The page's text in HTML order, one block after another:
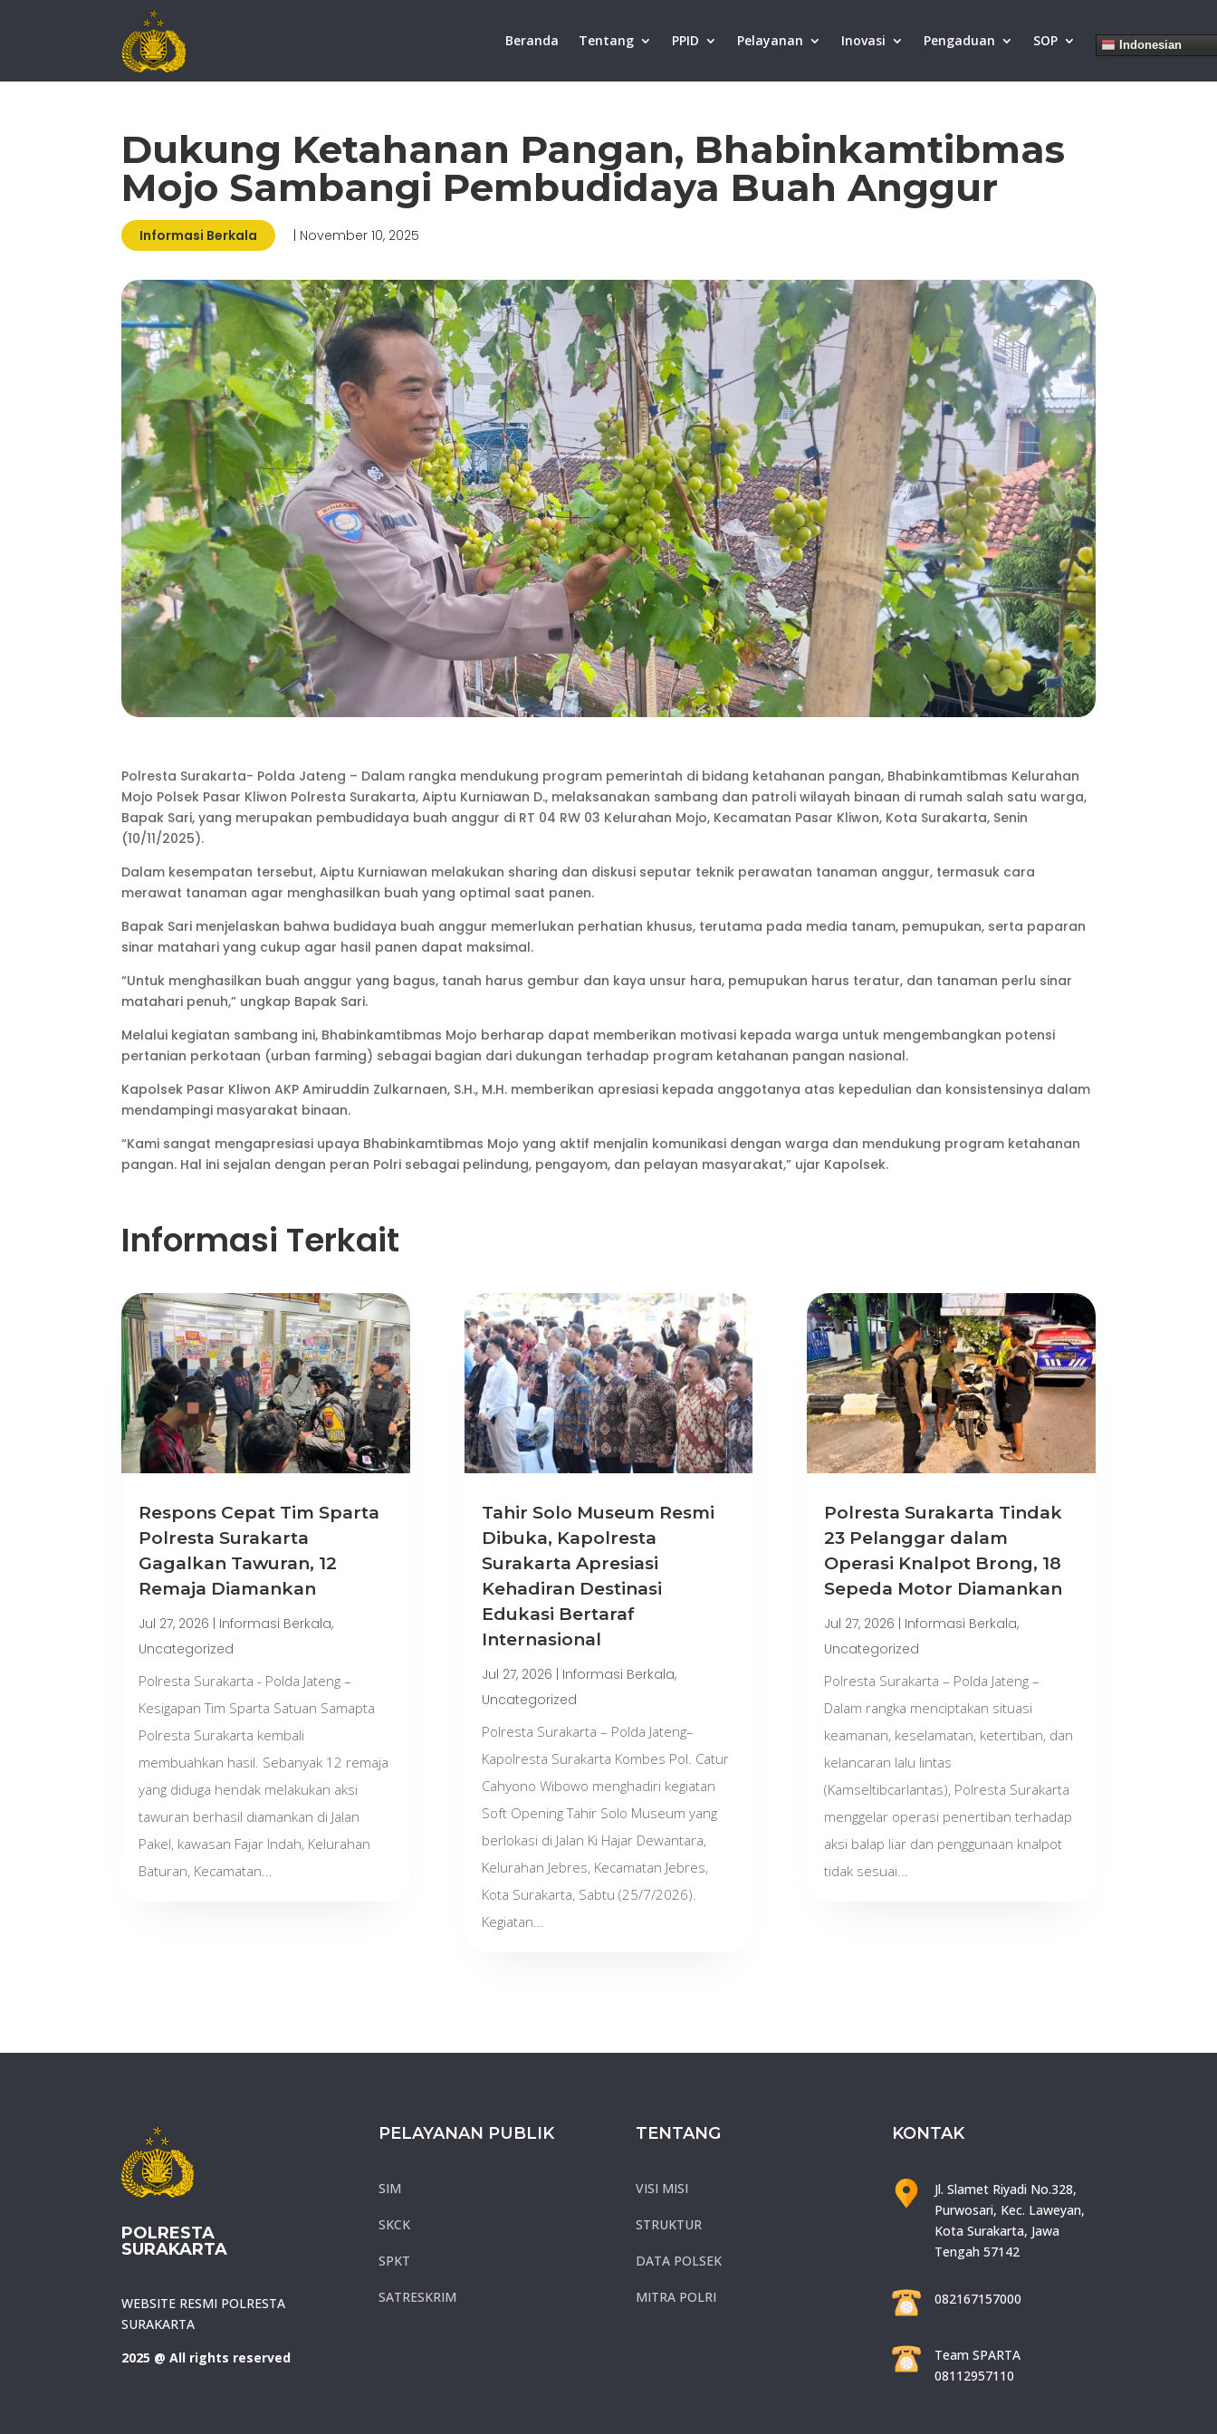
Beranda Tentang PPID Pelayanan Inovasi Pengaduan SOP Indonesian
Dukung Ketahanan Pangan, Bhabinkamtibmas
Mojo Sambangi Pembudidaya Buah Anggur
Informasi Berkala | November 10, 2025
Polresta Surakarta- Polda Jateng – Dalam rangka mendukung program pemerintah di bidang ketahanan pangan, Bhabinkamtibmas Kelurahan
Mojo Polsek Pasar Kliwon Polresta Surakarta, Aiptu Kurniawan D., melaksanakan sambang dan patroli wilayah binaan di rumah salah satu warga,
Bapak Sari, yang merupakan pembudidaya buah anggur di RT 04 RW 03 Kelurahan Mojo, Kecamatan Pasar Kliwon, Kota Surakarta, Senin
(10/11/2025).
Dalam kesempatan tersebut, Aiptu Kurniawan melakukan sharing dan diskusi seputar teknik perawatan tanaman anggur, termasuk cara
merawat tanaman agar menghasilkan buah yang optimal saat panen.
Bapak Sari menjelaskan bahwa budidaya buah anggur memerlukan perhatian khusus, terutama pada media tanam, pemupukan, serta paparan
sinar matahari yang cukup agar hasil panen dapat maksimal.
“Untuk menghasilkan buah anggur yang bagus, tanah harus gembur dan kaya unsur hara, pemupukan harus teratur, dan tanaman perlu sinar
matahari penuh,” ungkap Bapak Sari.
Melalui kegiatan sambang ini, Bhabinkamtibmas Mojo berharap dapat memberikan motivasi kepada warga untuk mengembangkan potensi
pertanian perkotaan (urban farming) sebagai bagian dari dukungan terhadap program ketahanan pangan nasional.
Kapolsek Pasar Kliwon AKP Amiruddin Zulkarnaen, S.H., M.H. memberikan apresiasi kepada anggotanya atas kepedulian dan konsistensinya dalam
mendampingi masyarakat binaan.
“Kami sangat mengapresiasi upaya Bhabinkamtibmas Mojo yang aktif menjalin komunikasi dengan warga dan mendukung program ketahanan
pangan. Hal ini sejalan dengan peran Polri sebagai pelindung, pengayom, dan pelayan masyarakat,” ujar Kapolsek.
Informasi Terkait
Respons Cepat Tim Sparta
Polresta Surakarta
Gagalkan Tawuran, 12
Remaja Diamankan
Jul 27, 2026 Informasi Berkala,
Uncategorized
Polresta Surakarta - Polda Jateng –
Kesigapan Tim Sparta Satuan Samapta
Polresta Surakarta kembali
membuahkan hasil. Sebanyak 12 remaja
yang diduga hendak melakukan aksi
tawuran berhasil diamankan di Jalan
Pakel, kawasan Fajar Indah, Kelurahan
Baturan, Kecamatan...
Tahir Solo Museum Resmi
Dibuka, Kapolresta
Surakarta Apresiasi
Kehadiran Destinasi
Edukasi Bertaraf
Internasional
Jul 27, 2026 Informasi Berkala,
Uncategorized
Polresta Surakarta – Polda Jateng–
Kapolresta Surakarta Kombes Pol. Catur
Cahyono Wibowo menghadiri kegiatan
Soft Opening Tahir Solo Museum yang
berlokasi di Jalan Ki Hajar Dewantara,
Kelurahan Jebres, Kecamatan Jebres,
Kota Surakarta, Sabtu (25/7/2026).
Kegiatan...
Polresta Surakarta Tindak
23 Pelanggar dalam
Operasi Knalpot Brong, 18
Sepeda Motor Diamankan
Jul 27, 2026 Informasi Berkala,
Uncategorized
Polresta Surakarta – Polda Jateng –
Dalam rangka menciptakan situasi
keamanan, keselamatan, ketertiban, dan
kelancaran lalu lintas
(Kamseltibcarlantas), Polresta Surakarta
menggelar operasi penertiban terhadap
aksi balap liar dan penggunaan knalpot
tidak sesuai...
POLRESTA
SURAKARTA
WEBSITE RESMI POLRESTA
SURAKARTA
2025 @ All rights reserved
PELAYANAN PUBLIK
SIM
SKCK
SPKT
SATRESKRIM
TENTANG
VISI MISI
STRUKTUR
DATA POLSEK
MITRA POLRI
KONTAK
Jl. Slamet Riyadi No.328,
Purwosari, Kec. Laweyan,
Kota Surakarta, Jawa
Tengah 57142
082167157000
Team SPARTA
08112957110